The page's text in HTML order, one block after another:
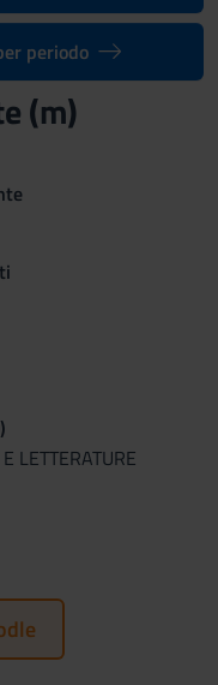
periodo
(m)
LETTERATURE